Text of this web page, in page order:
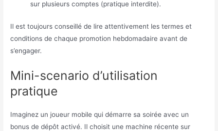
sur plusieurs comptes (pratique interdite).
Il est toujours conseillé de lire attentivement les termes et
conditions de chaque promotion hebdomadaire avant de
s’engager.
Mini-scenario d’utilisation
pratique
Imaginez un joueur mobile qui démarre sa soirée avec un
bonus de dépôt activé. Il choisit une machine récente sur